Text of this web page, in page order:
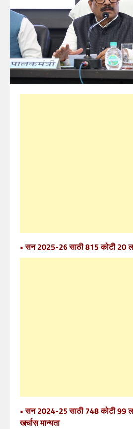
• सन 2025-26 साठी 815 कोटी 20
• सन 2024-25 साठी 748 कोटी 99
खर्चास मान्यता